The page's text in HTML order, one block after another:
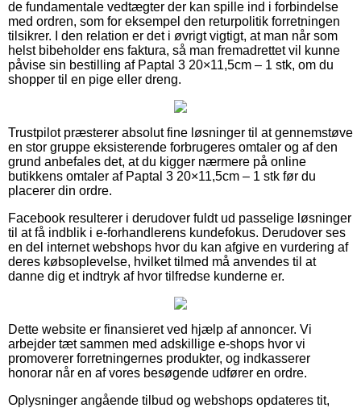
de fundamentale vedtægter der kan spille ind i forbindelse
med ordren, som for eksempel den returpolitik forretningen
tilsikrer. I den relation er det i øvrigt vigtigt, at man når som
helst bibeholder ens faktura, så man fremadrettet vil kunne
påvise sin bestilling af Paptal 3 20×11,5cm – 1 stk, om du
shopper til en pige eller dreng.
Trustpilot præsterer absolut fine løsninger til at gennemstøve
en stor gruppe eksisterende forbrugeres omtaler og af den
grund anbefales det, at du kigger nærmere på online
butikkens omtaler af Paptal 3 20×11,5cm – 1 stk før du
placerer din ordre.
Facebook resulterer i derudover fuldt ud passelige løsninger
til at få indblik i e-forhandlerens kundefokus. Derudover ses
en del internet webshops hvor du kan afgive en vurdering af
deres købsoplevelse, hvilket tilmed må anvendes til at
danne dig et indtryk af hvor tilfredse kunderne er.
Dette website er finansieret ved hjælp af annoncer. Vi
arbejder tæt sammen med adskillige e-shops hvor vi
promoverer forretningernes produkter, og indkasserer
honorar når en af vores besøgende udfører en ordre.
Oplysninger angående tilbud og webshops opdateres tit,